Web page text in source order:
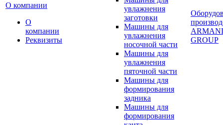
О компании
О
компании
Реквизиты
увлажнения
заготовки
Машины для
увлажнения
носочной части
Машины для
увлажнения
пяточной части
Машины для
формирования
задника
Машины для
формирования
GROUP